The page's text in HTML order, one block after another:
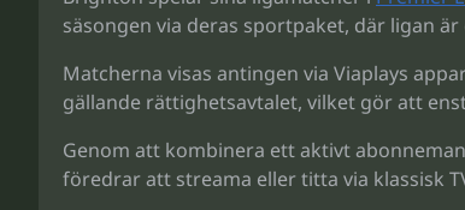
säsongen via deras sportpaket, där ligan
Matcherna visas antingen via Viaplays
gällande rättighetsavtalet, vilket gör att
Genom att kombinera ett aktivt
föredrar att streama eller titta via klassisk